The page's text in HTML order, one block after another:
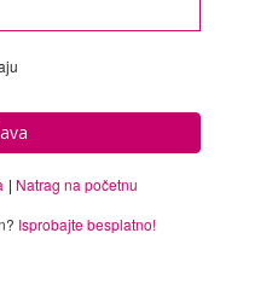
Natrag na početnu
Isprobajte besplatno!